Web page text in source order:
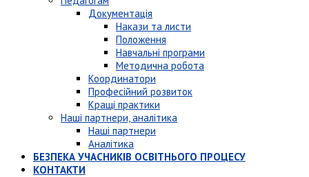
Документація
Накази та листи
Положення
Навчальні програми
Методична робота
Координатори
Професійний розвиток
Кращі практики
Наші партнери, аналітика
Наші партнери
Аналітика
БЕЗПЕКА УЧАСНИКІВ ОСВІТНЬОГО ПРОЦЕСУ
КОНТАКТИ